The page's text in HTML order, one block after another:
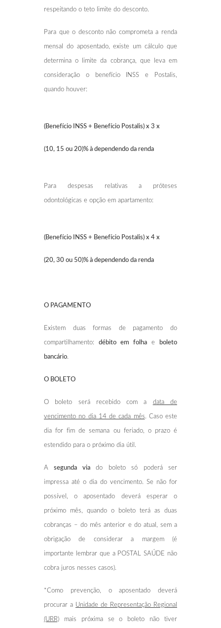
respeitando o teto limite do desconto.
Para que o desconto não comprometa a renda
mensal do aposentado, existe um cálculo que
determina o limite da cobrança, que leva em
consideração o benefício INSS e Postalis,
quando houver:
(Benefício INSS + Benefício Postalis) x 3 x
(10, 15 ou 20)% à dependendo da renda
Para despesas relativas a próteses
odontológicas e opção em apartamento:
(Benefício INSS + Benefício Postalis) x 4 x
(20, 30 ou 50)% à dependendo da renda
O PAGAMENTO
Existem duas formas de pagamento do
compartilhamento: débito em folha e boleto
bancário.
O BOLETO
O boleto será recebido com a data de
vencimento no dia 14 de cada mês. Caso este
dia for fim de semana ou feriado, o prazo é
estendido para o próximo dia útil.
Asegunda viado boleto só poderá ser
impressa até o dia do vencimento. Se não for
possível, o aposentado deverá esperar o
próximo mês, quando o boleto terá as duas
cobranças – do mês anterior e do atual, sem a
obrigação de considerar a margem (é
importante lembrar que a POSTAL SAÚDE não
cobra juros nesses casos).
*Como prevenção, o aposentado deverá
procurar a Unidade de Representação Regional
(URR) mais próxima se o boleto não tiver